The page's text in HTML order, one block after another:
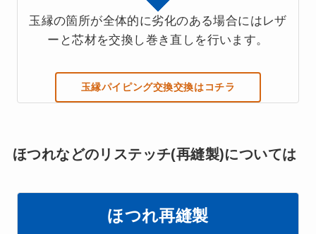
玉縁の箇所が全体的に劣化のある場合にはレザ
ーと芯材を交換し巻き直しを行います。
玉縁パイピング交換交換はコチラ
ほつれなどのリステッチ(再縫製)については
ほつれ再縫製